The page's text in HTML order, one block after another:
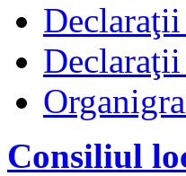
Declaraţii
Declaraţii
Consiliul